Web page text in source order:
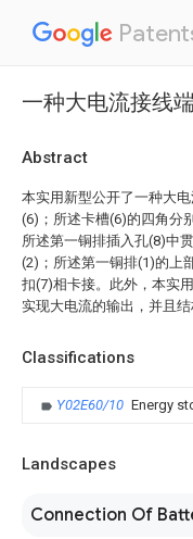
一种大电流接线
Abstract
本实用新型公开了一种大
(6)；所述卡槽(6)的四角分
所述第一铜排插入孔(8)中
(2)；所述第一铜排(1)的上
扣(7)相卡接。此外，本实
实现大电流的输出，并且
Classifications
Y02E60/10 Energy
Landscapes
Connection Of